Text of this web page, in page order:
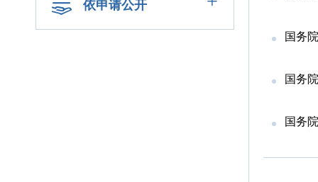
依申请公开
国务院
国务院
国务院